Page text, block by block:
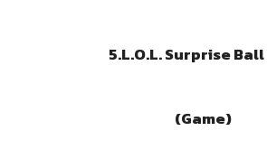
5.L.O.L. Surprise
(Game)